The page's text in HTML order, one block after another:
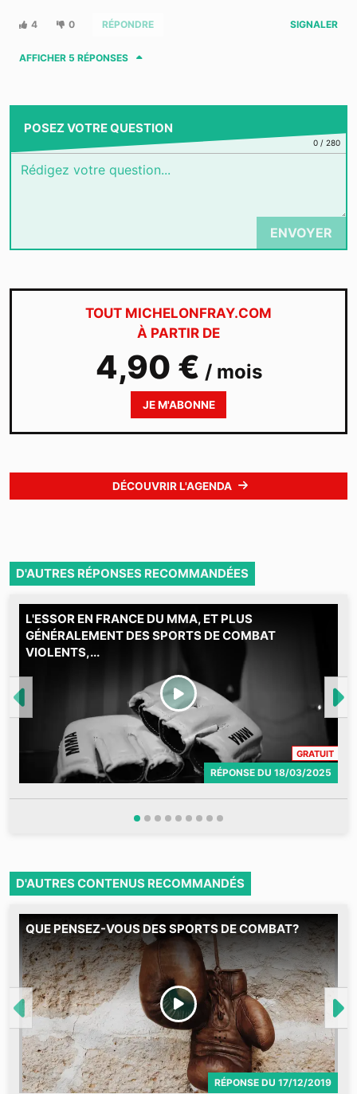
4 0 RÉPONDRE SIGNALER
AFFICHER 5 RÉPONSES
POSEZ VOTRE QUESTION
0/ 280
ENVOYER
TOUT MICHELONFRAY.COM
À PARTIR DE
4,90 € / mois
JE M'ABONNE
DÉCOUVRIR L'AGENDA
D'AUTRES RÉPONSES RECOMMANDÉES
L'ESSOR EN FRANCE DU MMA, ET PLUS
GÉNÉRALEMENT DES SPORTS DE COMBAT
VIOLENTS,...
GRATUIT
RÉPONSE DU 18/03/2025
D'AUTRES CONTENUS RECOMMANDÉS
QUE PENSEZ-VOUS DES SPORTS DE COMBAT?
RÉPONSE DU 17/12/2019